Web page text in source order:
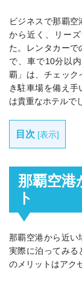
ビジネスで那覇
から近く、リー
た。レンタカーで
で、車で10分以
覇」は、チェック
き駐車場を備え
は貴重なホテルで
目次 [表示]
那覇空港
ト
那覇空港から近い
実際に泊ってみる
のメリットはアク